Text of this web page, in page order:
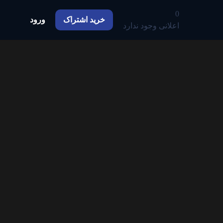
0
اعلانی وجود ندارد
خرید اشتراک ورود